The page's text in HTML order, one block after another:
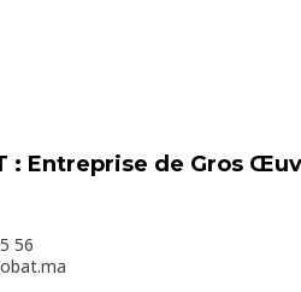
: Entreprise de Gros
56